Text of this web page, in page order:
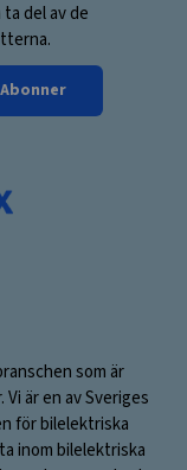
del av de
Abonner
som är
är en av Sveriges
för bilelektriska
inom bilelektriska